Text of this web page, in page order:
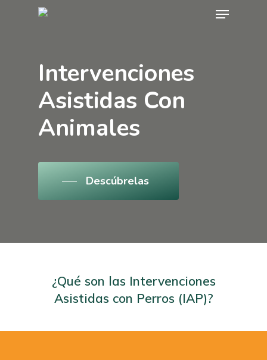
Menu
Intervenciones
Asistidas Con
Animales
Descúbrelas
¿Qué son las Intervenciones
Asistidas con Perros (IAP)?